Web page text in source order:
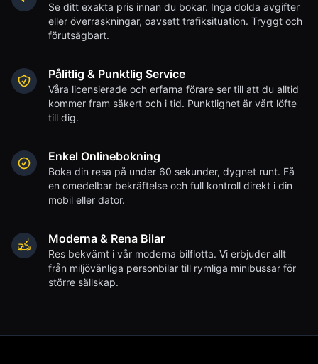
Se ditt exakta pris innan du bokar. Inga dolda avgifter
eller överraskningar, oavsett trafiksituation. Tryggt och
förutsägbart.
Pålitlig & Punktlig Service
Våra licensierade och erfarna förare ser till att du alltid
kommer fram säkert och i tid. Punktlighet är vårt löfte
till dig.
Enkel Onlinebokning
Boka din resa på under 60 sekunder, dygnet runt. Få
en omedelbar bekräftelse och full kontroll direkt i din
mobil eller dator.
Moderna & Rena Bilar
Res bekvämt i vår moderna bilflotta. Vi erbjuder allt
från miljövänliga personbilar till rymliga minibussar för
större sällskap.